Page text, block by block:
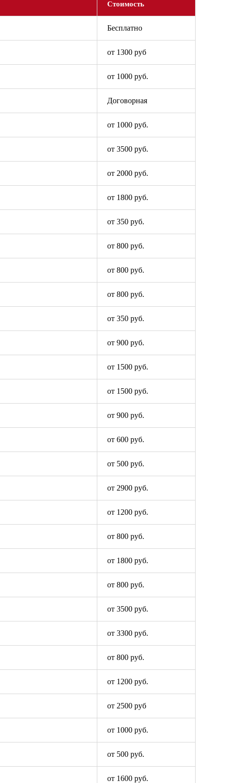
Стоимость
Бесплатно
от 1300 руб
от 1000 руб.
Договорная
от 1000 руб.
от 3500 руб.
от 2000 руб.
от 1800 руб.
от 350 руб.
от 800 руб.
от 800 руб.
от 800 руб.
от 350 руб.
от 900 руб.
от 1500 руб.
от 1500 руб.
от 900 руб.
от 600 руб.
от 500 руб.
от 2900 руб.
от 1200 руб.
от 800 руб.
от 1800 руб.
от 800 руб.
от 3500 руб.
от 3300 руб.
от 800 руб.
от 1200 руб.
от 2500 руб
от 1000 руб.
от 500 руб.
от 1600 руб.